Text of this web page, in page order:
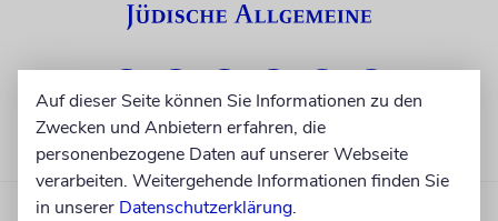
Auf dieser Seite können Sie Informationen zu den
Zwecken und Anbietern erfahren, die
personenbezogene Daten auf unserer Webseite
verarbeiten. Weitergehende Informationen finden Sie
in unserer Datenschutzerklärung.